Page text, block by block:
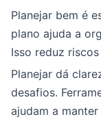
Planejar bem é
plano ajuda a
Isso reduz
Planejar dá
desafios.
ajudam a